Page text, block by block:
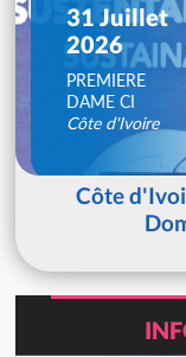
31 Juillet
2026
PREMIERE
DAME CI
Côte d'Ivoire
Côte